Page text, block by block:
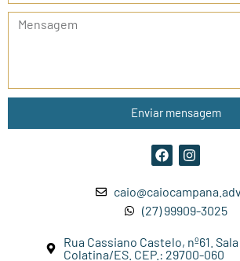
Enviar mensagem
(27) 99909-3025
Rua Cassiano Castelo, nº61.
Colatina/ES. CEP.: 29700-060